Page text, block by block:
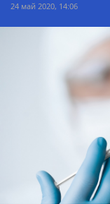
24 май 2020, 14:06